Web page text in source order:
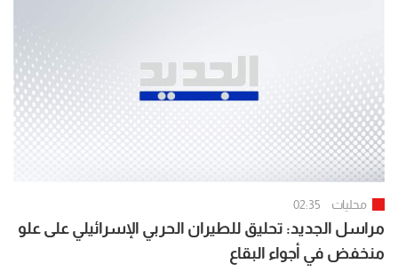
محليات 02:35
مراسل الجديد: تحليق للطيران الحربي الإسرائيلي على علو
منخفض في أجواء البقاع